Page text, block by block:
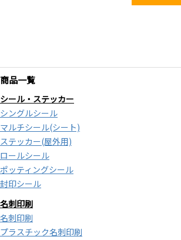
商品一覧
シール・ステッカー
シングルシール
マルチシール(シート)
ステッカー(屋外用)
ロールシール
ポッティングシール
封印シール
名刺印刷
名刺印刷
プラスチック名刺印刷